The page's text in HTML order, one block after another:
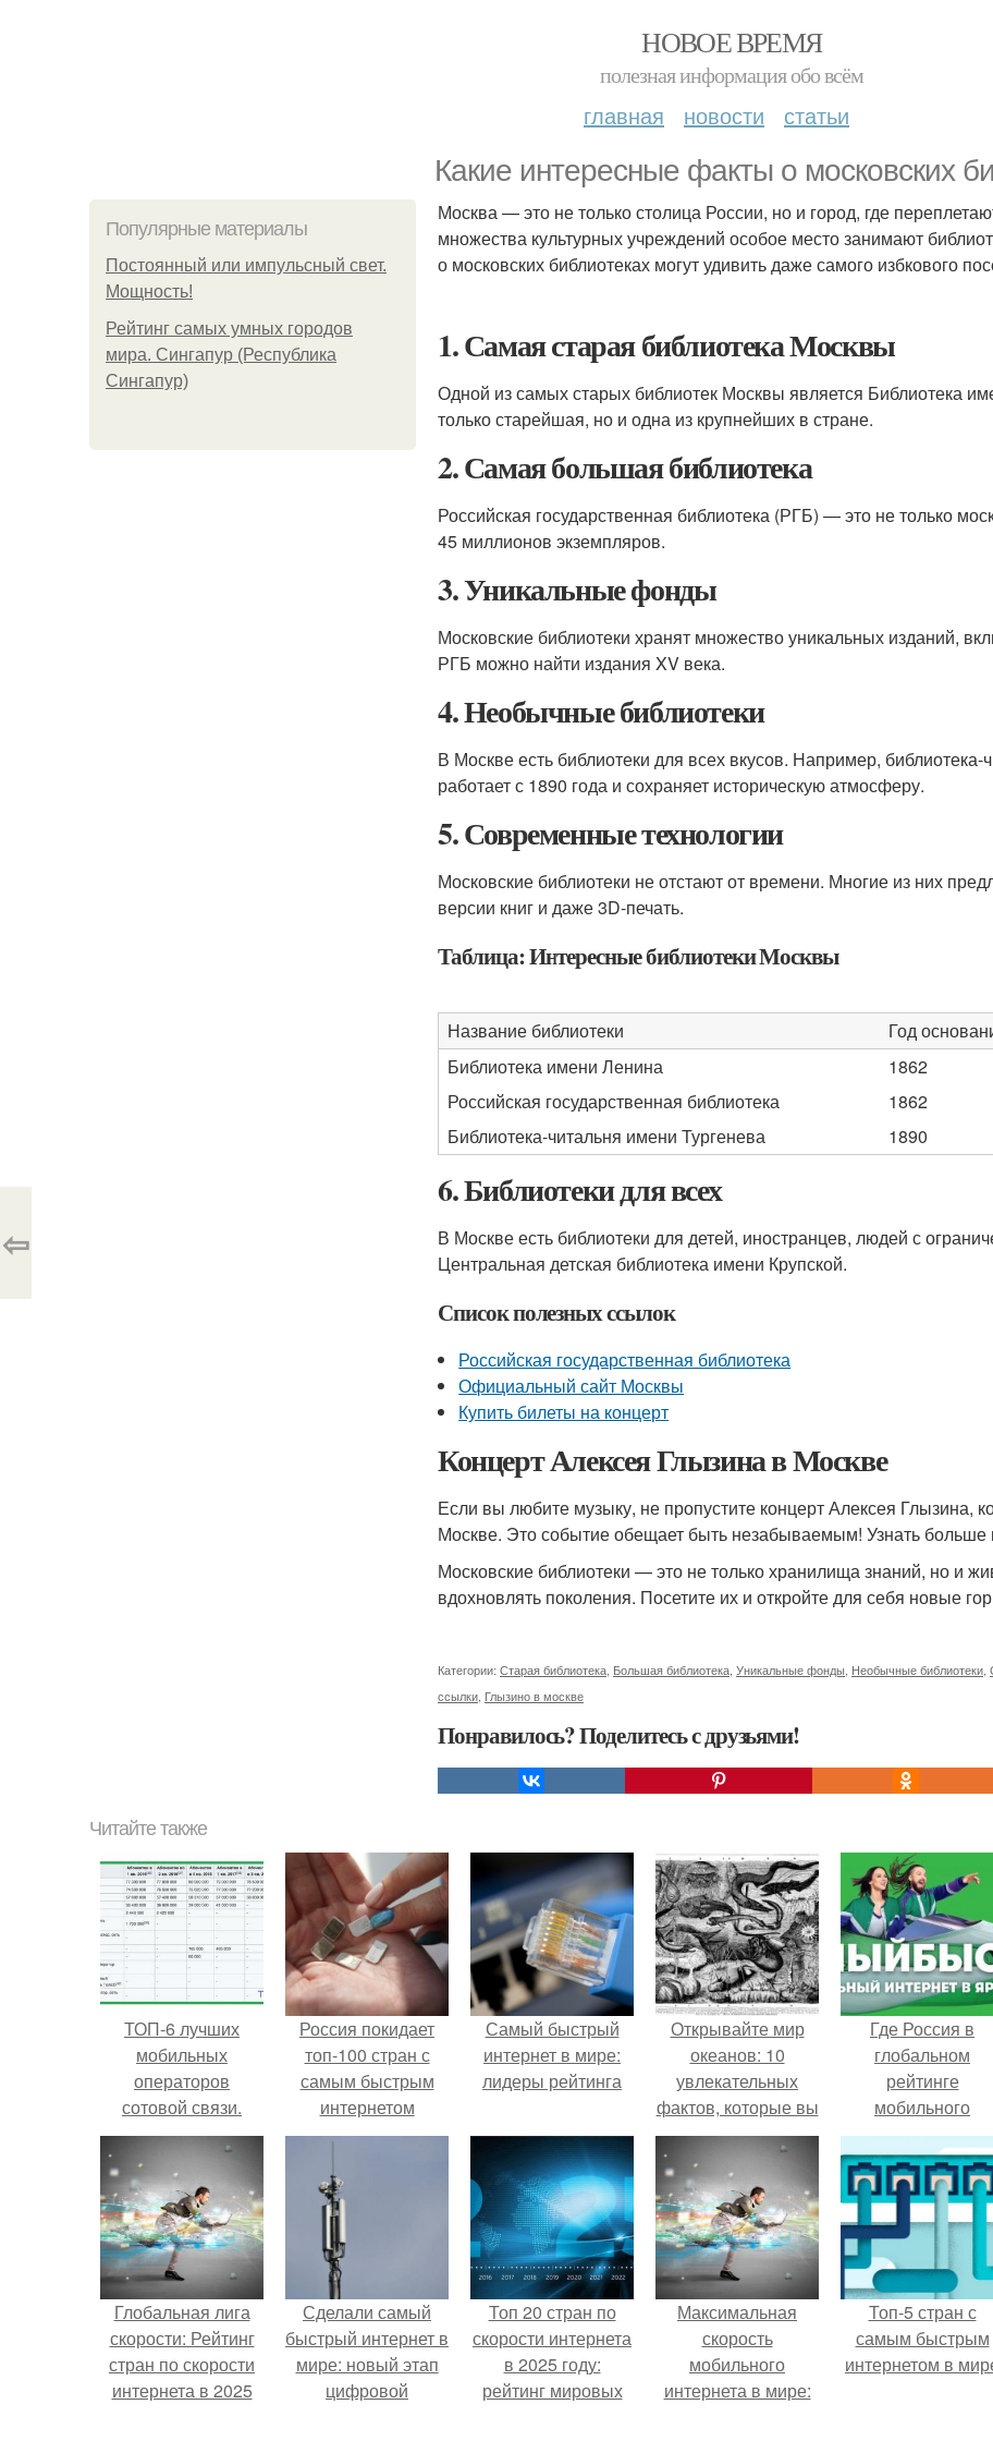
НОВОЕ ВРЕМЯ
полезная информация обо всём
главная новости статьи
Какие интересные факты о московских
Популярные материалы
Постоянный или импульсный свет.
Мощность!
Рейтинг самых умных городов
мира. Сингапур (Республика
Сингапур)
Москва — это не только столица России, но и город, где
множества культурных учреждений особое место занимают
о московских библиотеках могут удивить даже самого избкового
1. Самая старая библиотека Москвы
Одной из самых старых библиотек Москвы является Библиотека
только старейшая, но и одна из крупнейших в стране.
2. Самая большая библиотека
Российская государственная библиотека (РГБ) — это не только
45 миллионов экземпляров.
3. Уникальные фонды
Московские библиотеки хранят множество уникальных изданий,
РГБ можно найти издания XV века.
4. Необычные библиотеки
В Москве есть библиотеки для всех вкусов. Например,
работает с 1890 года и сохраняет историческую атмосферу.
5. Современные технологии
Московские библиотеки не отстают от времени. Многие из них
версии книг и даже 3D-печать.
Таблица: Интересные библиотеки Москвы
Название библиотеки Год
Библиотека имени Ленина
1862
Российская государственная библиотека
1862
Библиотека-читальня имени Тургенева
1890
6. Библиотеки для всех
В Москве есть библиотеки для детей, иностранцев, людей с
Центральная детская библиотека имени Крупской.
Список полезных ссылок
Российская государственная библиотека
Официальный сайт Москвы
Купить билеты на концерт
Концерт Алексея Глызина в Москве
Если вы любите музыку, не пропустите концерт Алексея Глызина,
Москве. Это событие обещает быть незабываемым! Узнать больше
Московские библиотеки — это не только хранилища знаний, но и
вдохновлять поколения. Посетите их и откройте для себя новые
Категории: Старая библиотека Большая библиотека Уникальные фонды Необычные библиотеки
ссылки Глызино в москве
Понравилось? Поделитесь с друзьями!
⇦
Читайте также
ТОП-6 лучших
мобильных
операторов
сотовой связи.
Рейтинг сотовых
операторов России
в 2022 году
Россия покидает
топ-100 стран с
самым быстрым
интернетом
Самый быстрый
интернет в мире:
лидеры рейтинга
Открывайте мир
океанов: 10
увлекательных
фактов, которые вы
не знаете
Где Россия в
глобальном
рейтинге
мобильного
интернета
Глобальная лига
скорости: Рейтинг
стран по скорости
интернета в 2025
Сделали самый
быстрый интернет в
мире: новый этап
цифровой
Топ 20 стран по
скорости интернета
в 2025 году:
рейтинг мировых
Максимальная
скорость
мобильного
интернета в мире:
Топ-5 стран с
самым быстрым
интернетом в